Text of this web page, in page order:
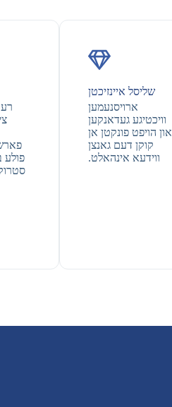
שליסל איינזיכטן
ארויסנעמען
וויכטיגע געדאנקען
און הויפט פונקטן אן
קוקן דעם גאנצן
ווידעא אינהאלט.
פולע